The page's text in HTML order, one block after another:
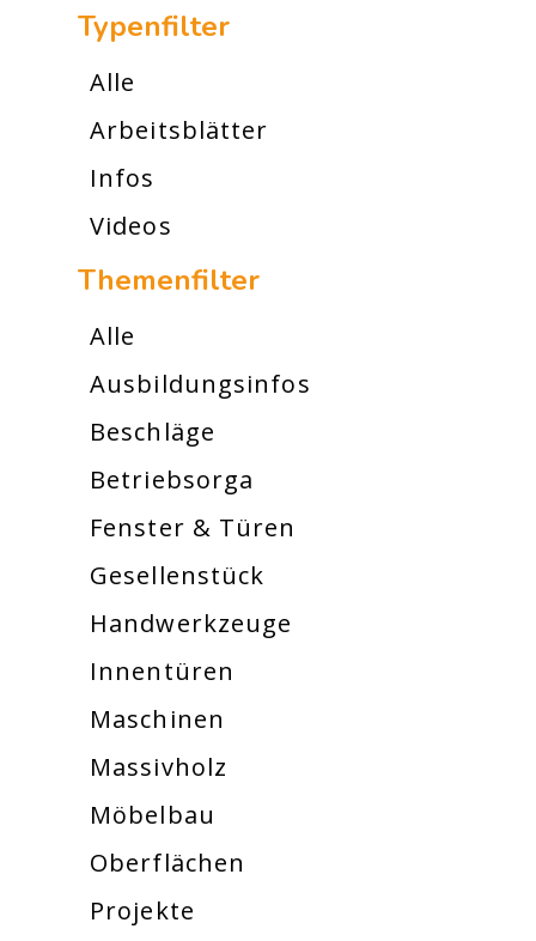
Typenfilter
Alle
Arbeitsblätter
Infos
Videos
Themenfilter
Alle
Ausbildungsinfos
Beschläge
Betriebsorga
Fenster & Türen
Gesellenstück
Handwerkzeuge
Innentüren
Maschinen
Massivholz
Möbelbau
Oberflächen
Projekte